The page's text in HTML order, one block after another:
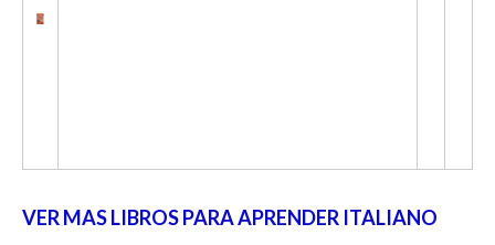
VER MAS LIBROS PARA APRENDER ITALIANO